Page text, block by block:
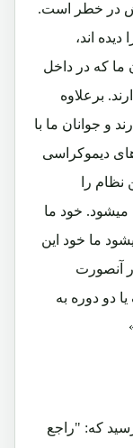
در خطر است.
اند،
ما که در داخل
برعلاوه
و جوانان ما با
های دیموکراسی
نظام را
میشود. خود ما
ما خود این
آنصورت
دو دوره به
که: "راجع